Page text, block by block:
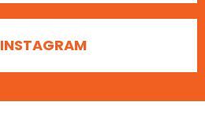
INSTAGRAM